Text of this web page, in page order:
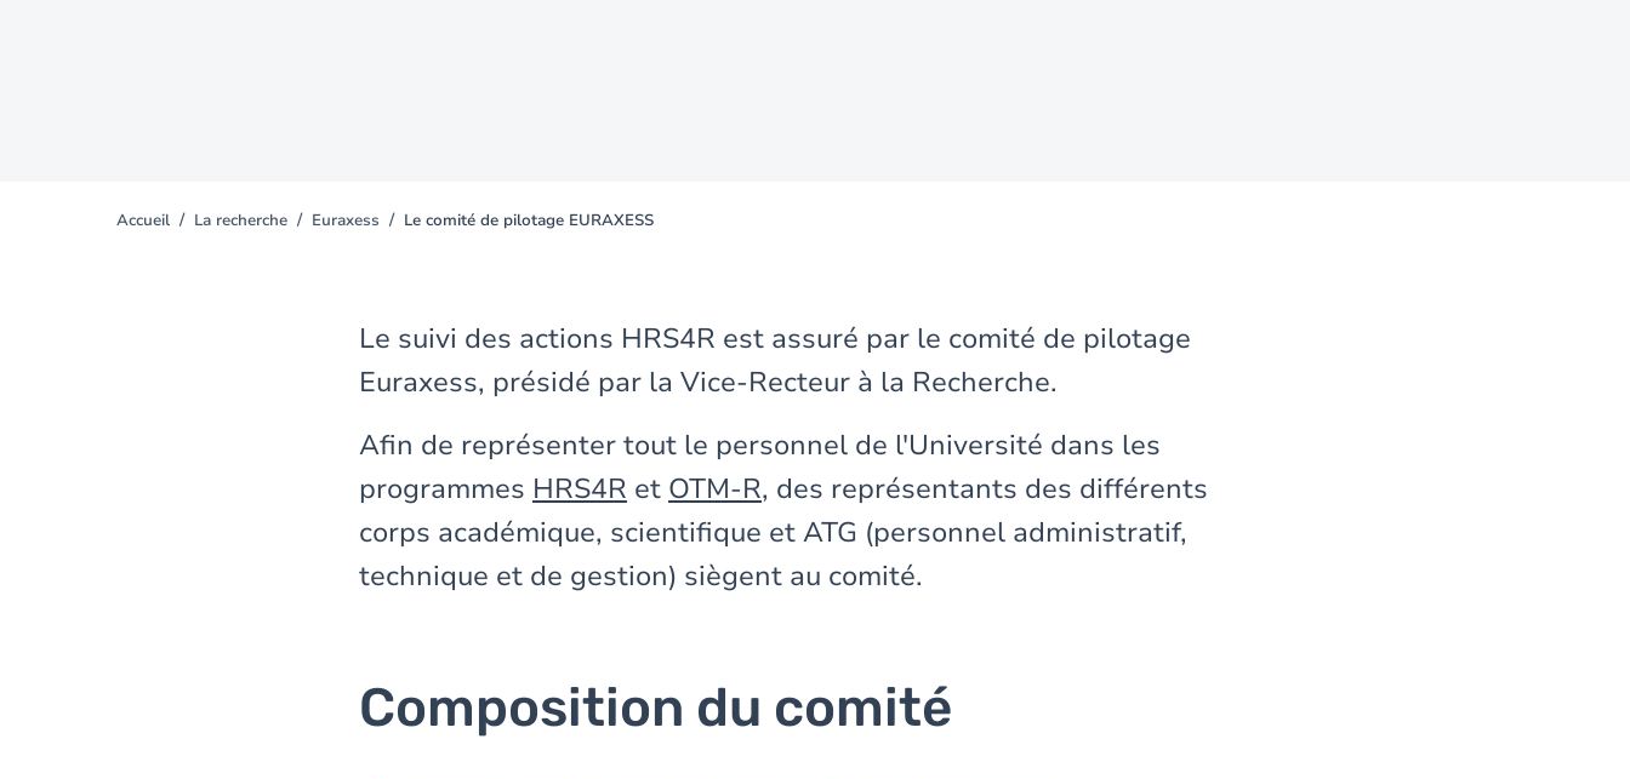
You
Accueil La recherche Euraxess Le comité de pilotage EURAXESS
Le suivi des actions HRS4R est assuré par le comité de pilotage
Euraxess, présidé par la Vice-Recteur à la Recherche.
Afin de représenter tout le personnel de l'Université dans les
programmes HRS4R et OTM-R, des représentants des différents
corps académique, scientifique et ATG (personnel administratif,
technique et de gestion) siègent au comité.
Composition du comité